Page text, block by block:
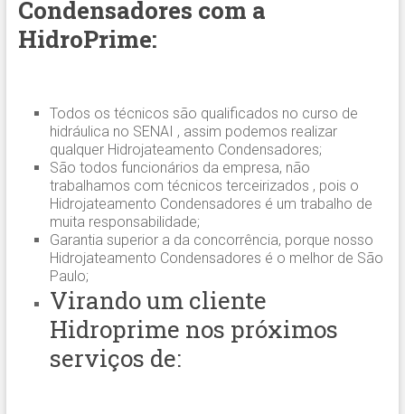
Condensadores com a
HidroPrime:
Todos os técnicos são qualificados no curso de
hidráulica no SENAI , assim podemos realizar
qualquer Hidrojateamento Condensadores;
São todos funcionários da empresa, não
trabalhamos com técnicos terceirizados , pois o
Hidrojateamento Condensadores é um trabalho de
muita responsabilidade;
Garantia superior a da concorrência, porque nosso
Hidrojateamento Condensadores é o melhor de São
Paulo;
Virando um cliente
Hidroprime nos próximos
serviços de: